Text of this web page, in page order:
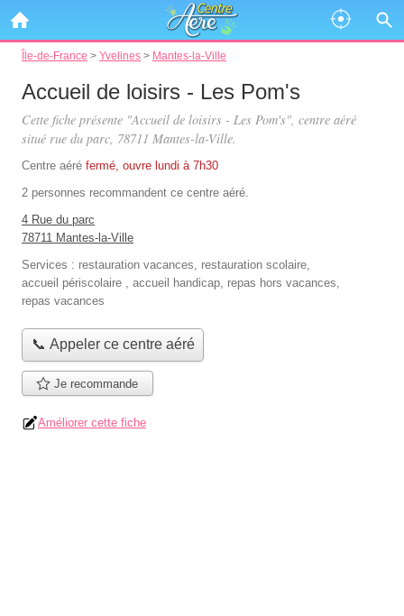
Île-de-France > Yvelines > Mantes-la-Ville
Accueil de loisirs - Les Pom's
Cette fiche présente "Accueil de loisirs - Les Pom's", centre aéré
situé rue du parc, 78711 Mantes-la-Ville.
Centre aéré fermé, ouvre lundi à 7h30
2 personnes recommandent ce centre aéré.
4 Rue du parc
78711 Mantes-la-Ville
Services : restauration vacances, restauration scolaire,
accueil périscolaire , accueil handicap, repas hors vacances,
repas vacances
📞 Appeler ce centre aéré
Je recommande
Améliorer cette fiche